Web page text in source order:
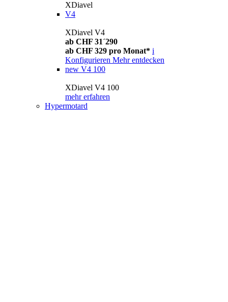
XDiavel
V4
XDiavel V4
ab CHF 31´290
ab CHF 329 pro Monat* i
Konfigurieren Mehr entdecken
new V4 100
XDiavel V4 100
mehr erfahren
Hypermotard